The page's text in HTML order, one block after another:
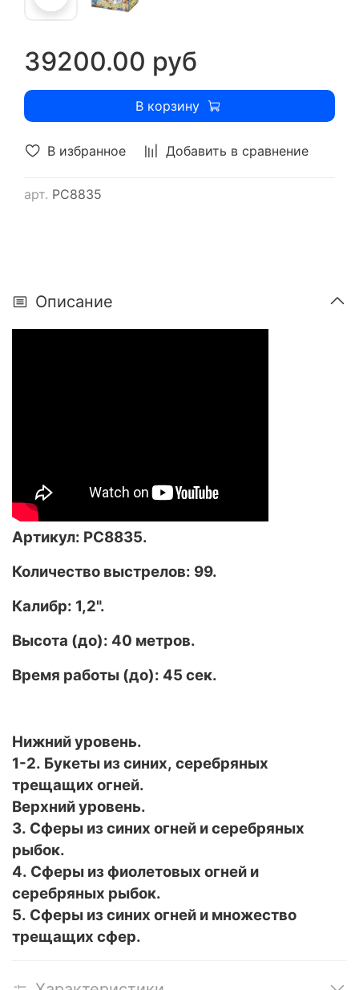
В избранное Добавить в сравнение
арт. РС8835
39200.00 руб
В корзину
Описание
Артикул: РС8835.
Количество выстрелов: 99.
Калибр: 1,2".
Высота (до): 40 метров.
Время работы (до): 45 сек.
Нижний уровень.
1-2. Букеты из синих, серебряных
трещащих огней.
Верхний уровень.
3. Сферы из синих огней и серебряных
рыбок.
4. Сферы из фиолетовых огней и
серебряных рыбок.
5. Сферы из синих огней и множество
трещащих сфер.